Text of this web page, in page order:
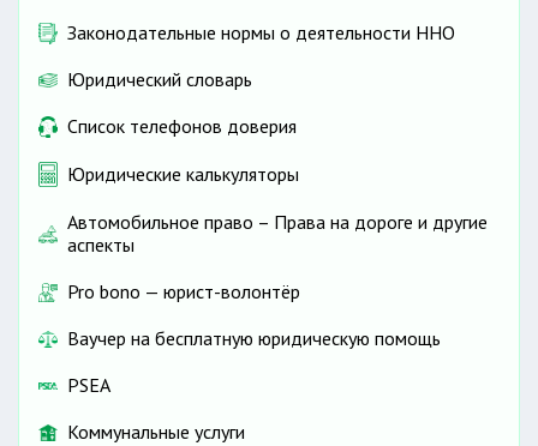
Законодательные нормы о деятельности ННО
Юридический словарь
Список телефонов доверия
Юридические калькуляторы
Автомобильное право – Права на дороге и другие
аспекты
Pro bono — юрист-волонтёр
Ваучер на бесплатную юридическую помощь
PSEA
Коммунальные услуги